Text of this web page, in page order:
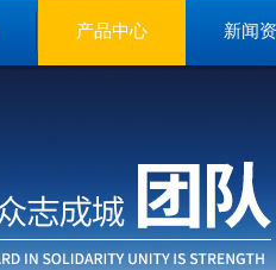
产品中心 新闻